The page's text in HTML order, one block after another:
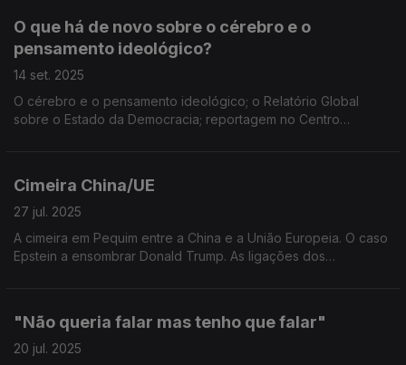
O que há de novo sobre o cérebro e o
pensamento ideológico?
14 set. 2025
O cérebro e o pensamento ideológico; o Relatório Global
sobre o Estado da Democracia; reportagem no Centro
Cimeira China/UE
27 jul. 2025
A cimeira em Pequim entre a China e a União Europeia. O caso
Epstein a ensombrar Donald Trump. As ligações dos
"Não queria falar mas tenho que falar"
20 jul. 2025